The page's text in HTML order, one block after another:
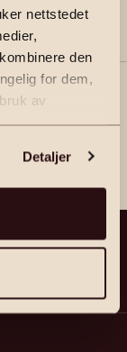
nettstedet
den
for dem,
av
Detaljer